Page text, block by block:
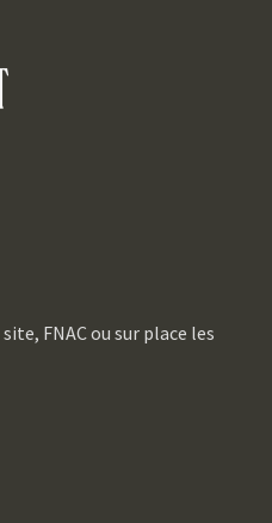
FNAC ou sur place les